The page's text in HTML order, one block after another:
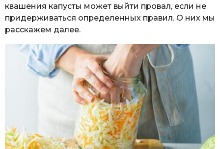
квашения капусты может выйти провал, если не
придерживаться определенных правил. О них мы
расскажем далее.